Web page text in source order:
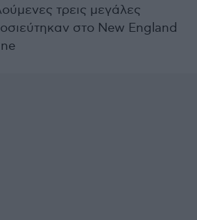
τρεις μεγάλες
στο New England